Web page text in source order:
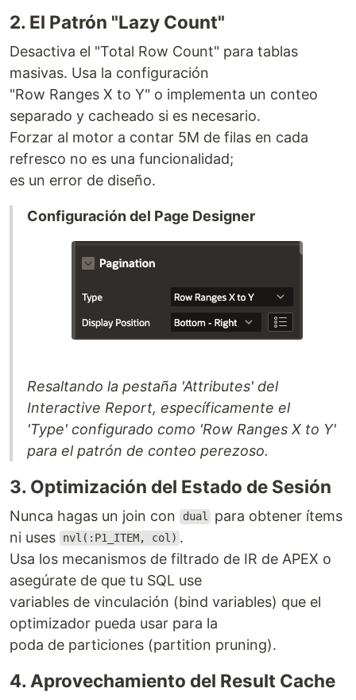
2. El Patrón "Lazy Count"
Desactiva el "Total Row Count" para tablas
masivas. Usa la configuración
"Row Ranges X to Y" o implementa un conteo
separado y cacheado si es necesario.
Forzar al motor a contar 5M de filas en cada
refresco no es una funcionalidad;
es un error de diseño.
Configuración del Page Designer
Resaltando la pestaña 'Attributes' del
Interactive Report, específicamente el
'Type' configurado como 'Row Ranges X to Y'
para el patrón de conteo perezoso.
3. Optimización del Estado de Sesión
Nunca hagas un join con dual
para obtener ítems
ni uses
nvl(:P1_ITEM, col) .
Usa los mecanismos de filtrado de IR de APEX o
asegúrate de que tu SQL use
variables de vinculación (bind variables) que el
optimizador pueda usar para la
poda de particiones (partition pruning).
4. Aprovechamiento del Result Cache